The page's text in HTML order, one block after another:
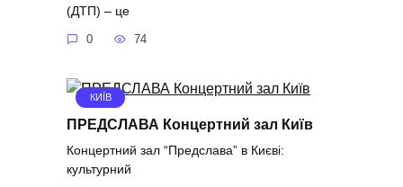
(ДТП) – це
0 74
КИЇВ
ПРЕДСЛАВА Концертний зал Київ
Концертний зал “Предслава” в Києві:
культурний